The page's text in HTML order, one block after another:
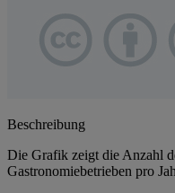
Beschreibung
Die Grafik zeigt die Anzahl
Gastronomiebetrieben pro